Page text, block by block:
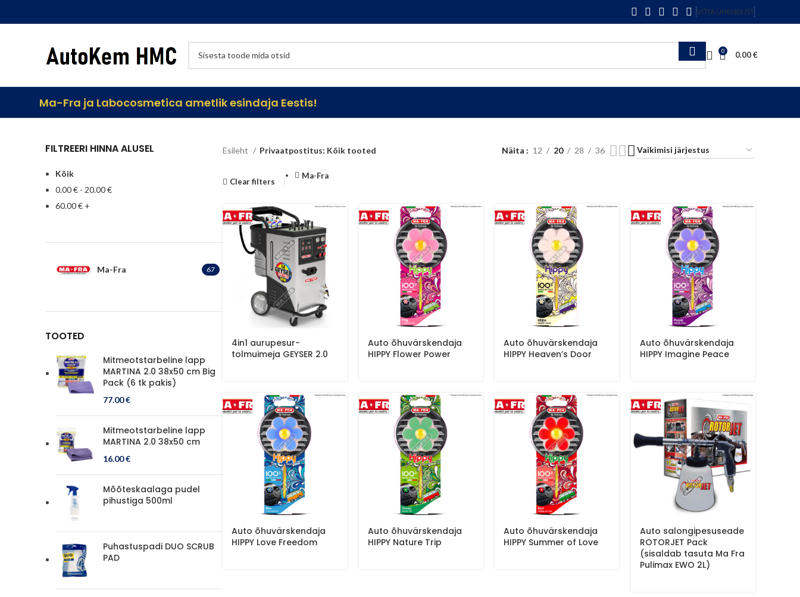
VÕTA ÜHENDUST
0 0.00€
Ma-Fra ja Labocosmetica ametlik esindaja Eestis!
FILTREERI HINNA ALUSEL
Kõik
0.00€ - 20.00€
60.00€ +
Ma-Fra 67
TOOTED
Mitmeotstarbeline lapp
MARTINA 2.0 38x50 cm Big
Pack (6 tk pakis)
77.00€
Mitmeotstarbeline lapp
MARTINA 2.0 38x50 cm
16.00€
Mõõteskaalaga pudel
pihustiga 500ml
Puhastuspadi DUO SCRUB
PAD
Esileht Privaatpostitus: Kõik tooted Näita 12 20 28 36
Clear filters
Ma-Fra
4in1 aurupesur-
tolmuimeja GEYSER 2.0
Auto õhuvärskendaja
HIPPY Flower Power
Auto õhuvärskendaja
HIPPY Heaven’s Door
Auto õhuvärskendaja
HIPPY Imagine Peace
Auto õhuvärskendaja
HIPPY Love Freedom
Auto õhuvärskendaja
HIPPY Nature Trip
Auto õhuvärskendaja
HIPPY Summer of Love
Auto salongipesuseade
ROTORJET Pack
(sisaldab tasuta Ma Fra
Pulimax EWO 2L)